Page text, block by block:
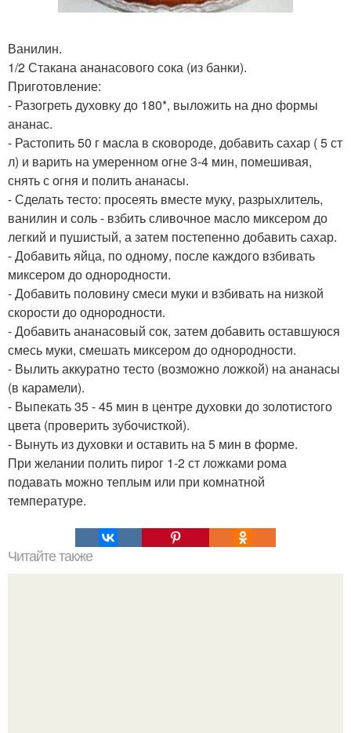
Ванилин.
1/2 Стакана ананасового сока (из банки).
Приготовление:
- Разогреть духовку до 180*, выложить на дно формы
ананас.
- Растопить 50 г масла в сковороде, добавить сахар ( 5 ст
л) и варить на умеренном огне 3-4 мин, помешивая,
снять с огня и полить ананасы.
- Сделать тесто: просеять вместе муку, разрыхлитель,
ванилин и соль - взбить сливочное масло миксером до
легкий и пушистый, а затем постепенно добавить сахар.
- Добавить яйца, по одному, после каждого взбивать
миксером до однородности.
- Добавить половину смеси муки и взбивать на низкой
скорости до однородности.
- Добавить ананасовый сок, затем добавить оставшуюся
смесь муки, смешать миксером до однородности.
- Вылить аккуратно тесто (возможно ложкой) на ананасы
(в карамели).
- Выпекать 35 - 45 мин в центре духовки до золотистого
цвета (проверить зубочисткой).
- Вынуть из духовки и оставить на 5 мин в форме.
При желании полить пирог 1-2 ст ложками рома
подавать можно теплым или при комнатной
температуре.
Читайте также